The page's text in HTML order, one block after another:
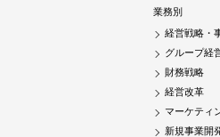
業務別
経営戦略・
グループ経
財務戦略
経営改革
マーケティ
新規事業開